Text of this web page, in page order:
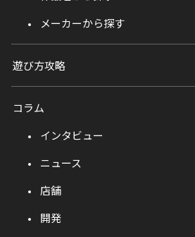
メーカーから探す
遊び方攻略
コラム
インタビュー
ニュース
店舗
開発